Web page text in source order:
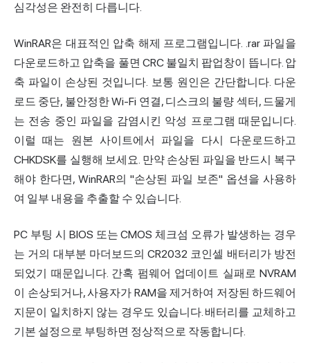
심각성은 완전히 다릅니다.
WinRAR은 대표적인 압축 해제 프로그램입니다. .rar 파일을
다운로드하고 압축을 풀면 CRC 불일치 팝업창이 뜹니다. 압
축 파일이 손상된 것입니다. 보통 원인은 간단합니다. 다운
로드 중단, 불안정한 Wi-Fi 연결, 디스크의 불량 섹터, 드물게
는 전송 중인 파일을 감염시킨 악성 프로그램 때문입니다.
이럴 때는 원본 사이트에서 파일을 다시 다운로드하고
CHKDSK를 실행해 보세요. 만약 손상된 파일을 반드시 복구
해야 한다면, WinRAR의 "손상된 파일 보존" 옵션을 사용하
여 일부 내용을 추출할 수 있습니다.
PC 부팅 시 BIOS 또는 CMOS 체크섬 오류가 발생하는 경우
는 거의 대부분 마더보드의 CR2032 코인셀 배터리가 방전
되었기 때문입니다. 간혹 펌웨어 업데이트 실패로 NVRAM
이 손상되거나, 사용자가 RAM을 제거하여 저장된 하드웨어
지문이 일치하지 않는 경우도 있습니다. 배터리를 교체하고
기본 설정으로 부팅하면 정상적으로 작동합니다.